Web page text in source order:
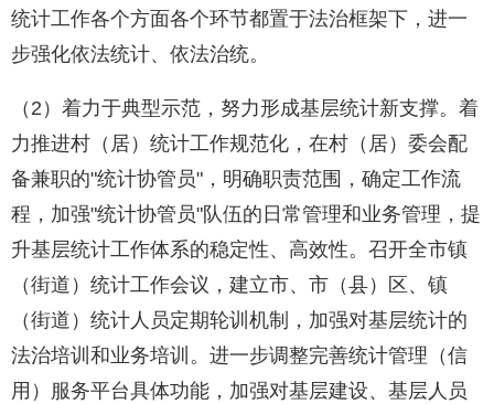
统计工作各个方面各个环节都置于法治框架下，进一
步强化依法统计、依法治统。
（2）着力于典型示范，努力形成基层统计新支撑。着
力推进村（居）统计工作规范化，在村（居）委会配
备兼职的"统计协管员"，明确职责范围，确定工作流
程，加强"统计协管员"队伍的日常管理和业务管理，提
升基层统计工作体系的稳定性、高效性。召开全市镇
（街道）统计工作会议，建立市、市（县）区、镇
（街道）统计人员定期轮训机制，加强对基层统计的
法治培训和业务培训。进一步调整完善统计管理（信
用）服务平台具体功能，加强对基层建设、基层人员